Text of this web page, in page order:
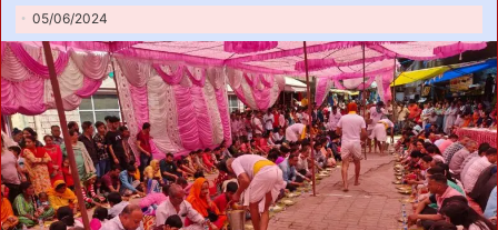
05/06/2024